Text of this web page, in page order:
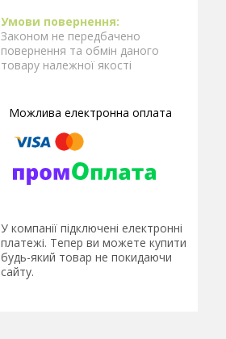
Законом не передбачено
повернення та обмін даного
товару належної якості
У компанії підключені електронні
платежі. Тепер ви можете купити
будь-який товар не покидаючи
сайту.